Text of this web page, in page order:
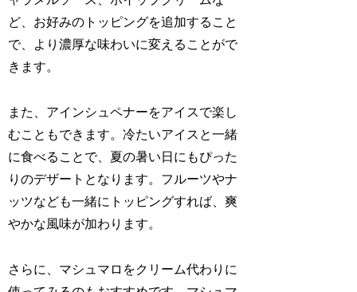
ど、お好みのトッピングを追加すること
で、より濃厚な味わいに変えることがで
きます。
また、アインシュペナーをアイスで楽し
むこともできます。冷たいアイスと一緒
に食べることで、夏の暑い日にもぴった
りのデザートとなります。フルーツやナ
ッツなども一緒にトッピングすれば、爽
やかな風味が加わります。
さらに、マシュマロをクリーム代わりに